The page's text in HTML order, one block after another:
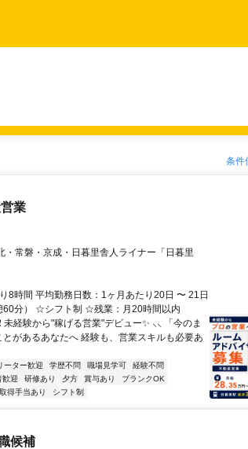
条件
業
・常磐・京成・日暮里舎人ライナー「日暮里
8時間 平均勤務日数：1ヶ月あたり20日 〜 21日
60分） ☆シフト制 ☆残業：月20時間以内
未経験から"稼げる営業"デビュー✨ ⸜⸜ 「今のま
があるあなたへ 経験も、営業スキルも必要あ
ーター歓迎 学歴不問 職場見学可
経験不問
歓迎 研修あり 夕方 賞与あり
ブランクOK
得手当あり シフト制
候補